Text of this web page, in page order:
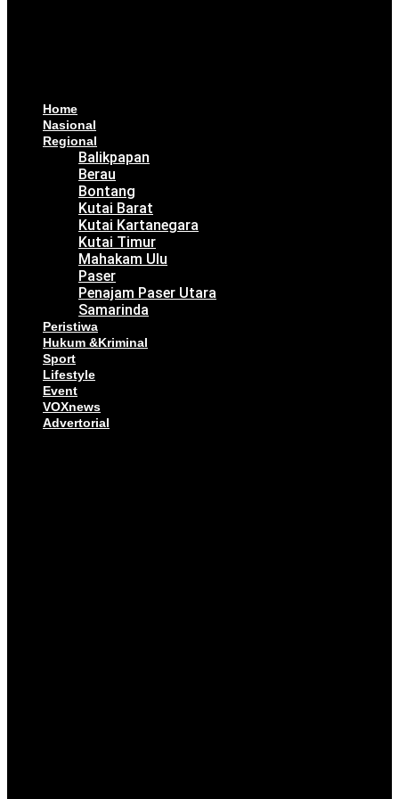
Home
Nasional
Regional
Balikpapan
Berau
Bontang
Kutai Barat
Kutai Kartanegara
Kutai Timur
Mahakam Ulu
Paser
Penajam Paser Utara
Samarinda
Peristiwa
Hukum &Kriminal
Sport
Lifestyle
Event
VOXnews
Advertorial